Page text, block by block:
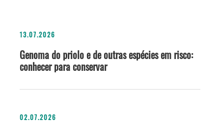
13.07.2026
Genoma do priolo e de outras espécies em risco:
conhecer para conservar
02.07.2026